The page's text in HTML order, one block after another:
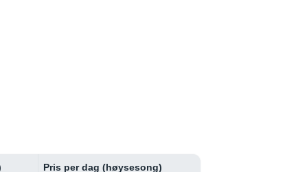
Pris per dag (høysesong)